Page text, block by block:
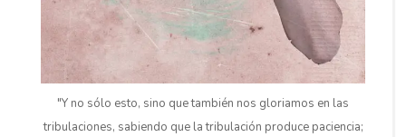
"Y no sólo esto, sino que también nos gloriamos en las
tribulaciones, sabiendo que la tribulación produce paciencia;